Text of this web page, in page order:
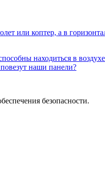
или коптер, а в
находиться в
наши панели?
безопасности.